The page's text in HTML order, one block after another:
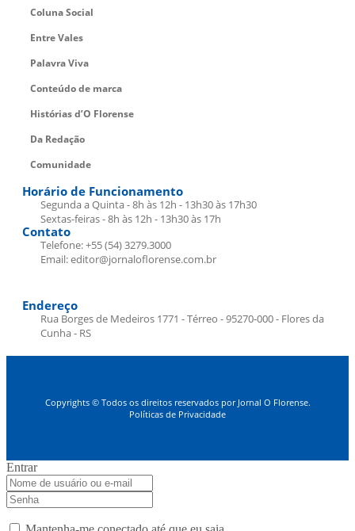
Coluna Social
Entre Vales
Palavra Viva
Conteúdo de marca
Histórias d’O Florense
Da Redação
Comunidade
Horário de Funcionamento
Segunda a Quinta - 8h às 12h - 13h30 às 17h30
Sextas-feiras - 8h às 12h - 13h30 às 17h
Contato
Telefone: +55 (54) 3279.3000
Email: editor@jornaloflorense.com.br
Endereço
Rua Borges de Medeiros 1771 - Térreo - 95270-000 - Flores da
Cunha - RS
Copyrights © Todos os direitos reservados por Jornal O Florense.
Políticas de Privacidade
Entrar